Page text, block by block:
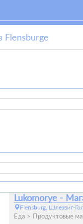
Flensburgе
Lukomorye -
Flensburg, Шлезвиг-
Еда Продуктовые